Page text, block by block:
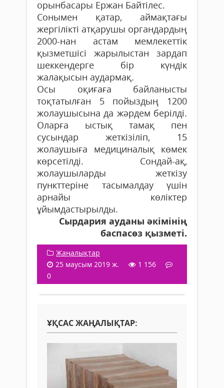
орынбасары Ержан Байтілес.
Сонымен қатар, аймақтағы
жергілікті атқарушы органдардың
2000-нан астам мемлекеттік
қызметшісі жарылыстан зардап
шеккендерге бір күндік
жалақысын аудармақ.
Осы оқиғаға байланысты
тоқтатылған 5 пойыздың 1200
жолаушысына да жәрдем берілді.
Оларға ыстық тамақ пен
сусындар жеткізіліп, 15
жолаушыға медициналық көмек
көрсетілді. Сондай-ақ,
жолаушыларды жеткізу
пункттеріне тасымалдау үшін
арнайы көліктер
ұйымдастырылды.
Сырдария ауданы әкімінің
баспасөз қызметі.
Жаңалықтар
25 маусым 2019 ж.
1 156
0
ҰҚСАС ЖАҢАЛЫҚТАР: